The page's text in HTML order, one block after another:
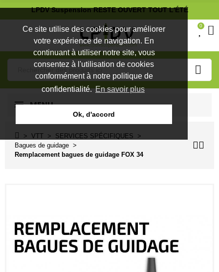
Ce site utilise des cookies pour améliorer
votre expérience de navigation. En
continuant à utiliser notre site, vous
consentez à l'utilisation de cookies
conformément à notre politique de
confidentialité.En savoir plus
Ok, d'accord
LPDV Suspension RESTE OUVERT TOUT L'ÉTÉ
0
MENU
VTT
SERVICES SPÉCIFIQUES
Bagues de guidage
Remplacement bagues de guidage FOX 34